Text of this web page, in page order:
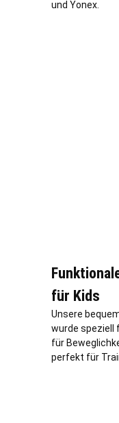
und Yonex.
für Kids
Unsere
wurde speziell
für
perfekt für